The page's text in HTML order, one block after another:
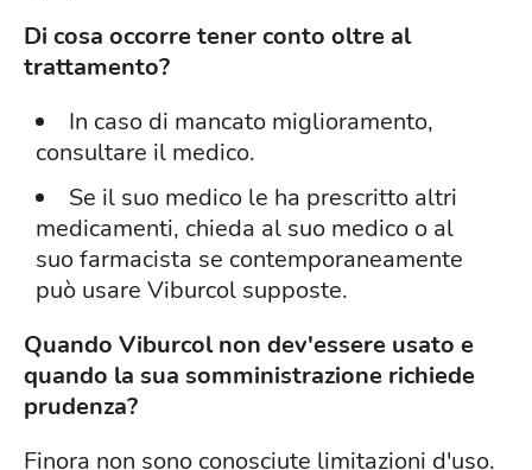
Di cosa occorre tener conto oltre al
trattamento?
In caso di mancato miglioramento,
consultare il medico.
Se il suo medico le ha prescritto altri
medicamenti, chieda al suo medico o al
suo farmacista se contemporaneamente
può usare Viburcol supposte.
Quando Viburcol non dev'essere usato e
quando la sua somministrazione richiede
prudenza?
Finora non sono conosciute limitazioni d'uso.